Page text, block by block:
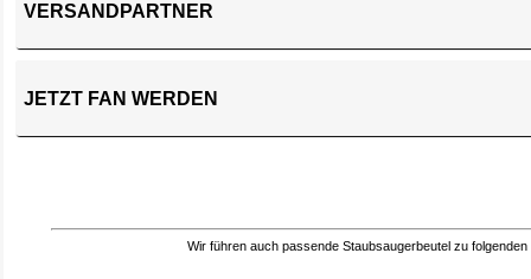
VERSANDPARTNER
JETZT FAN WERDEN
Wir führen auch passende Staubsaugerbeutel zu folgenden